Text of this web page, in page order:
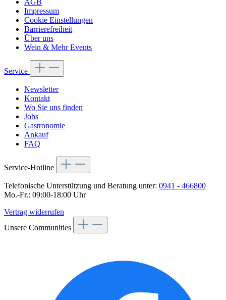
Impressum
Cookie Einstellungen
Barrierefreiheit
Über uns
Wein & Mehr Events
Service
Newsletter
Kontakt
Wo Sie uns finden
Jobs
Gastronomie
Ankauf
FAQ
Service-Hotline
Telefonische Unterstützung und Beratung unter: 0941 - 466800
Mo.-Fr.: 09:00-18:00 Uhr
Vertrag widerrufen
Unsere Communities